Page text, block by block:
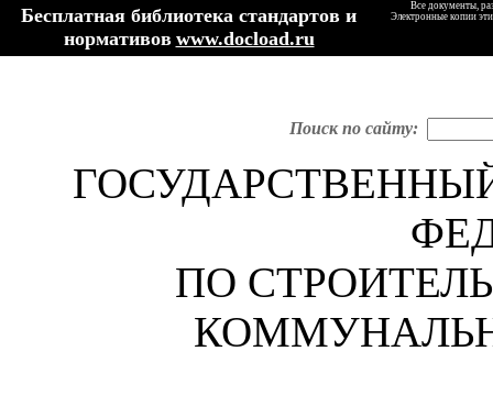
Бесплатная библиотека стандартов и
нормативов www.docload.ru
Все документы,
Электронные копии
Поиск по сайту:
ПО